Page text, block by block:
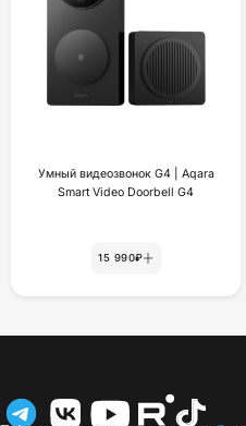
Умный видеозвонок G4 | Aqara
Smart Video Doorbell G4
15 990₽